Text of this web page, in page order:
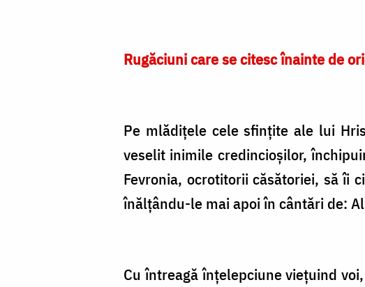
Rugăciuni care se citesc înainte de
Pe mlădiţele cele sfinţite ale lui
veselit inimile credincioşilor,
Fevronia, ocrotitorii căsătoriei, să îi
înălţându-le mai apoi în cântări de:
Cu întreagă înţelepciune vieţuind